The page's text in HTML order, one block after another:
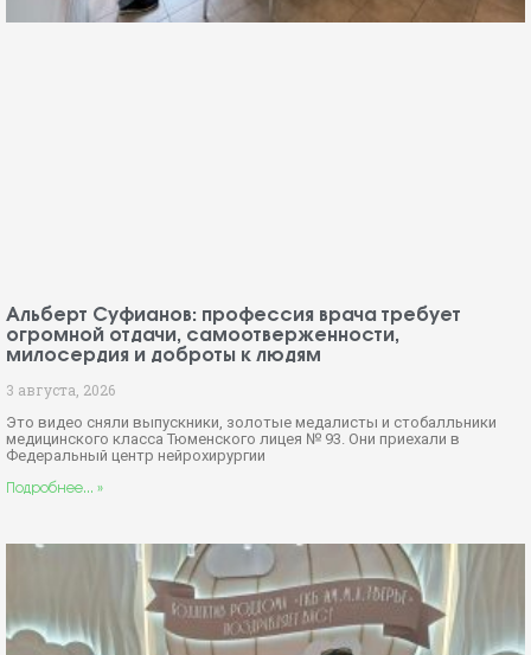
Альберт Суфианов: профессия врача требует
огромной отдачи, самоотверженности,
милосердия и доброты к людям
3 августа, 2026
Это видео сняли выпускники, золотые медалисты и стобалльники
медицинского класса Тюменского лицея № 93. Они приехали в
Федеральный центр нейрохирургии
Подробнее... »